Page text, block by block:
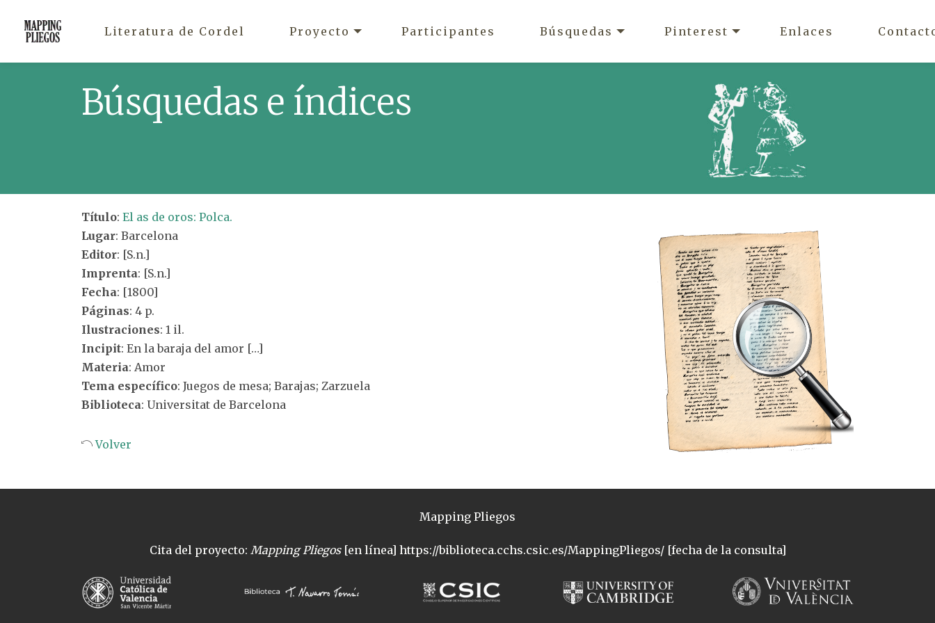
Literatura de Cordel Proyecto Participantes Búsquedas Pinterest Enlaces
Búsquedas e índices
Título: El as de oros: Polca.
Lugar: Barcelona
Editor: [S.n.]
Imprenta: [S.n.]
Fecha: [1800]
Páginas: 4 p.
Ilustraciones: 1 il.
Incipit: En la baraja del amor […]
Materia: Amor
Tema específico: Juegos de mesa; Barajas; Zarzuela
Biblioteca: Universitat de Barcelona
Volver
Mapping Pliegos
Cita del proyecto: Mapping Pliegos[en línea] https://biblioteca.cchs.csic.es/MappingPliegos/ [fecha de la consulta]